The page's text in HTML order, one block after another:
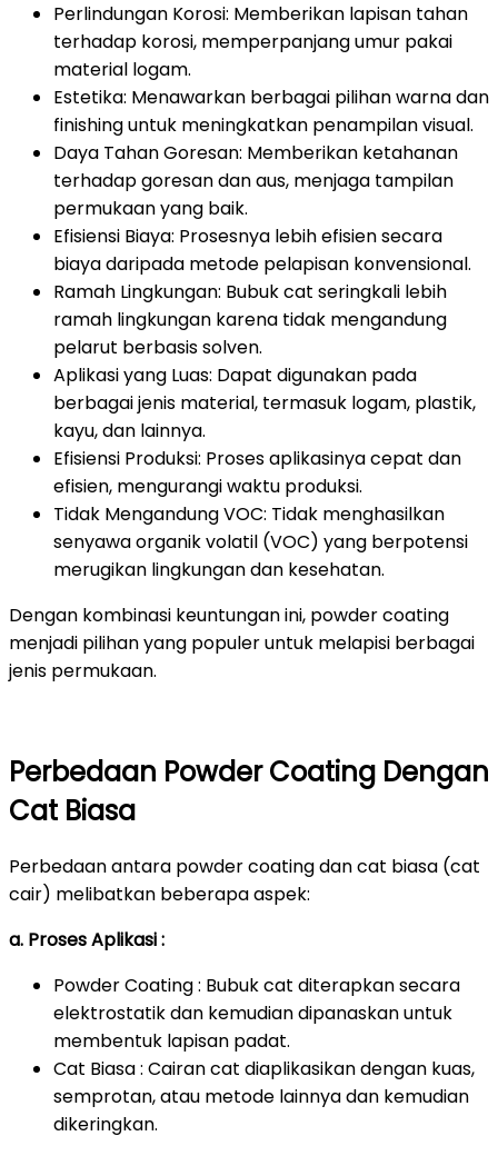
Perlindungan Korosi: Memberikan lapisan tahan
terhadap korosi, memperpanjang umur pakai
material logam.
Estetika: Menawarkan berbagai pilihan warna dan
finishing untuk meningkatkan penampilan visual.
Daya Tahan Goresan: Memberikan ketahanan
terhadap goresan dan aus, menjaga tampilan
permukaan yang baik.
Efisiensi Biaya: Prosesnya lebih efisien secara
biaya daripada metode pelapisan konvensional.
Ramah Lingkungan: Bubuk cat seringkali lebih
ramah lingkungan karena tidak mengandung
pelarut berbasis solven.
Aplikasi yang Luas: Dapat digunakan pada
berbagai jenis material, termasuk logam, plastik,
kayu, dan lainnya.
Efisiensi Produksi: Proses aplikasinya cepat dan
efisien, mengurangi waktu produksi.
Tidak Mengandung VOC: Tidak menghasilkan
senyawa organik volatil (VOC) yang berpotensi
merugikan lingkungan dan kesehatan.
Dengan kombinasi keuntungan ini, powder coating
menjadi pilihan yang populer untuk melapisi berbagai
jenis permukaan.
Perbedaan Powder Coating Dengan
Cat Biasa
Perbedaan antara powder coating dan cat biasa (cat
cair) melibatkan beberapa aspek:
a. Proses Aplikasi :
Powder Coating : Bubuk cat diterapkan secara
elektrostatik dan kemudian dipanaskan untuk
membentuk lapisan padat.
Cat Biasa : Cairan cat diaplikasikan dengan kuas,
semprotan, atau metode lainnya dan kemudian
dikeringkan.